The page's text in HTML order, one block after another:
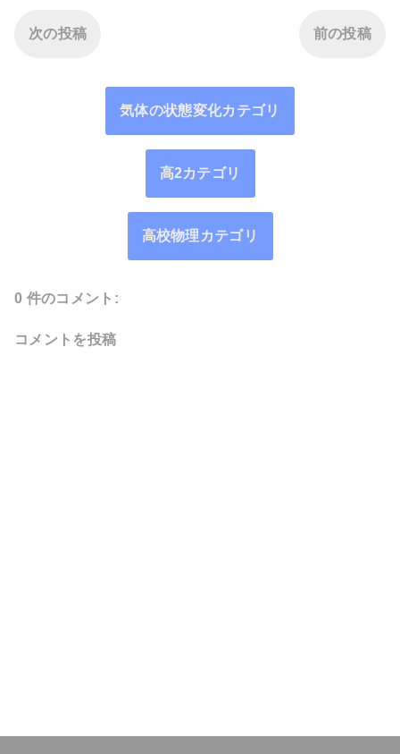
次の投稿 前の投稿
気体の状態変化カテゴリ
高2カテゴリ
高校物理カテゴリ
0 件のコメント:
コメントを投稿